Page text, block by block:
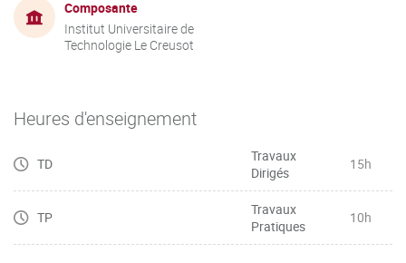
Composante
Institut Universitaire de
Technologie Le Creusot
Heures d'enseignement
TD
Travaux
Dirigés
15h
TP
Travaux
Pratiques
10h